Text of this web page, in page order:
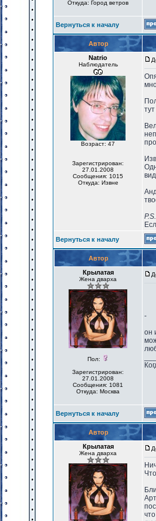
Откуда: Город ветров
Вернуться к началу
Автор
Natrio
Наблюдатель
Возраст: 47
Зарегистрирован:
27.01.2008
Сообщения: 1015
Откуда: Извне
P.S.
Вернуться к началу
Автор
Крылатая
Жена дварха
Пол:
Зарегистрирован:
27.01.2008
Сообщения: 1081
Откуда: Москва
-
он
Вернуться к началу
Автор
Крылатая
Жена дварха